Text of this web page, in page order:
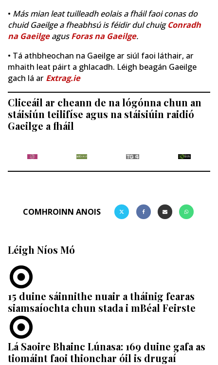
• Más mian leat tuilleadh eolais a fháil faoi conas do
chuid Gaeilge a fheabhsú is féidir dul chuigConradh
na GaeilgeagusForas na Gaeilge.
• Tá athbheochan na Gaeilge ar siúl faoi láthair, ar
mhaith leat páirt a ghlacadh. Léigh beagán Gaeilge
gach lá ar Extrag.ie
Cliceáil ar cheann de na lógónna chun an
stáisiún teilifíse agus na stáisiúin raidió
Gaeilge a fháil
COMHROINN ANOIS
Léigh Níos Mó
15 duine sáinnithe nuair a tháinig fearas
siamsaíochta chun stada i mBéal Feirste
Lá Saoire Bhainc Lúnasa: 169 duine gafa as
tiomáint faoi thionchar óil is drugaí